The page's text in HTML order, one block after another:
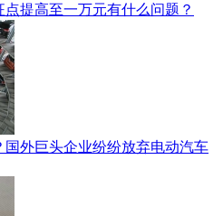
提高至一万元有什么问题？
国外巨头企业纷纷放弃电动汽车